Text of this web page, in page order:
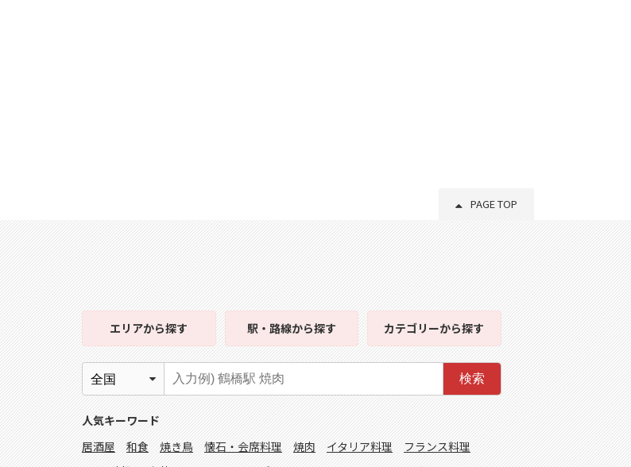
PAGE TOP
エリアから探す 駅・路線から探す カテゴリーから探す
検索
人気キーワード
居酒屋
和食 焼き鳥 懐石・会席料理 焼肉 イタリア料理
フランス料理